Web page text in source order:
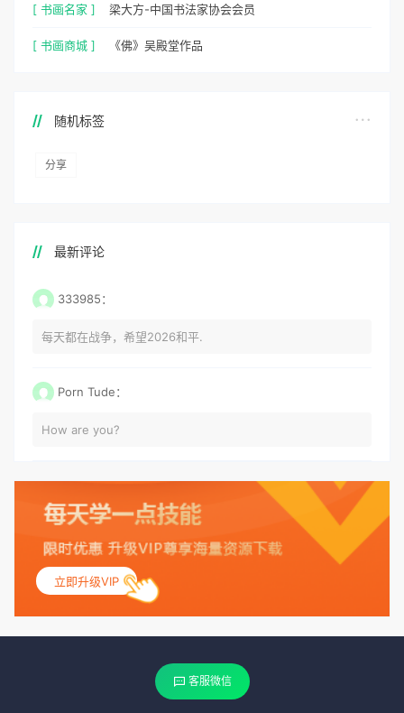
[ 书画名家 ] 梁大方-中国书法家协会会员
[ 书画商城 ] 《佛》吴殿堂作品
随机标签
分享
最新评论
333985：
每天都在战争，希望2026和平.
Porn Tude：
How are you?
立即升级VIP
客服微信